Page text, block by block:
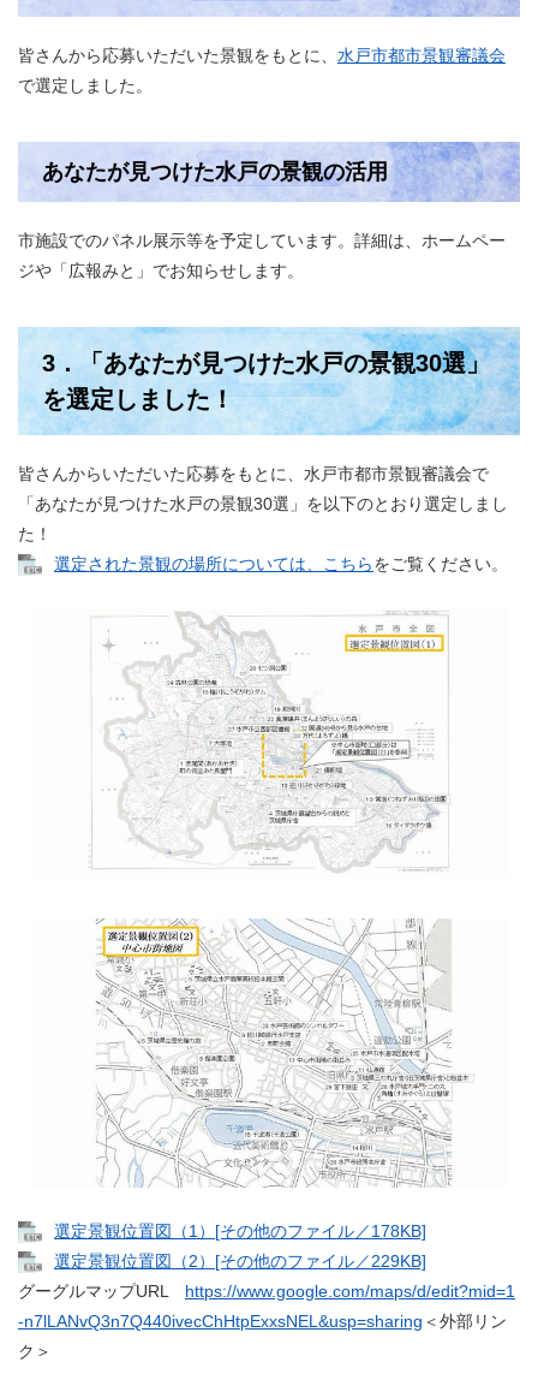
皆さんから応募いただいた景観をもとに、 水戸市都市景観審議会
で選定しました。
あなたが見つけた水戸の景観の活用
市施設でのパネル展示等を予定しています。詳細は、ホームペー
ジや「広報みと」でお知らせします。
3．「あなたが見つけた水戸の景観30選」
を選定しました！
皆さんからいただいた応募をもとに、水戸市都市景観審議会で
「あなたが見つけた水戸の景観30選」を以下のとおり選定しまし
た！
選定された景観の場所については、こちらをご覧ください。
選定景観位置図（1）[その他のファイル／178KB]
選定景観位置図（2）[その他のファイル／229KB]
グーグルマップURL https://www.google.com/maps/d/edit?mid=1
-n7lLANvQ3n7Q440ivecChHtpExxsNEL&usp=sharing ＜外部リン
ク＞